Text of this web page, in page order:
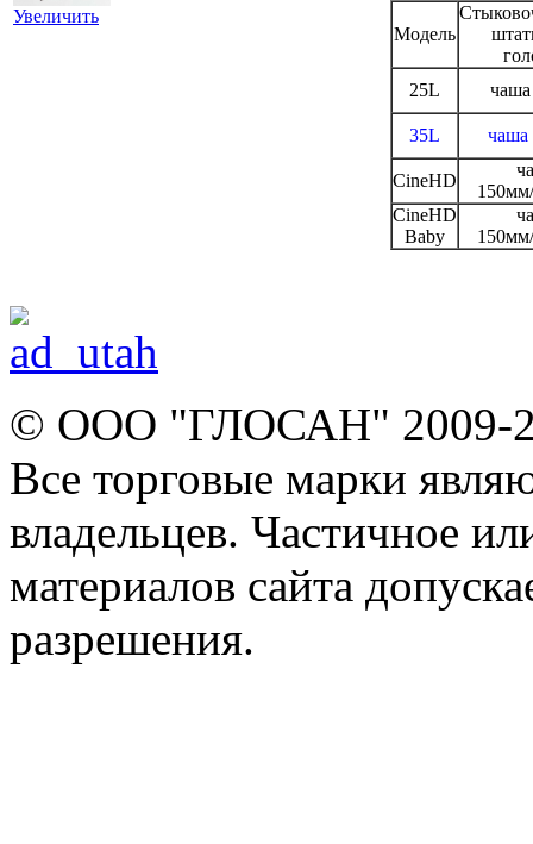
Увеличить
Модель
25L
35L чаша
CineHD
CineHD
Baby
© ООО "ГЛОСАН" 2009-
Все торговые марки
владельцев. Частичное
материалов сайта
разрешения.